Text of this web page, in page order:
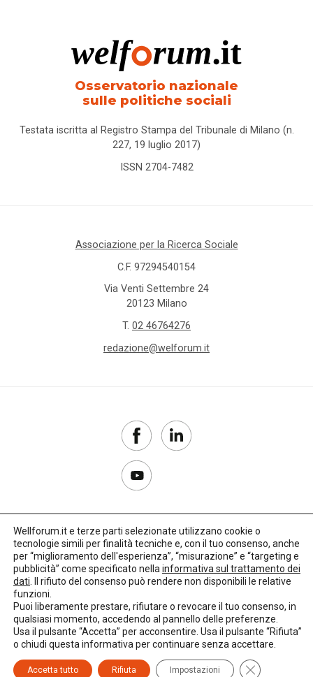
Osservatorio nazionale
sulle politiche sociali
Testata iscritta al Registro Stampa del Tribunale di Milano (n.
227, 19 luglio 2017)
ISSN 2704-7482
Associazione per la Ricerca Sociale
C.F. 97294540154
Via Venti Settembre 24
20123 Milano
T. 02 46764276
redazione@welforum.it
Copyright 2017–2026
Privacy Policy
Credits: LO Studio
Wellforum.it e terze parti selezionate utilizzano cookie o
tecnologie simili per finalità tecniche e, con il tuo consenso, anche
per “miglioramento dell'esperienza”, “misurazione” e “targeting e
pubblicità” come specificato nella informativa sul trattamento dei
dati . Il rifiuto del consenso può rendere non disponibili le relative
funzioni.
Puoi liberamente prestare, rifiutare o revocare il tuo consenso, in
qualsiasi momento, accedendo al pannello delle preferenze.
Usa il pulsante “Accetta” per acconsentire. Usa il pulsante “Rifiuta”
o chiudi questa informativa per continuare senza accettare.
Accetta tutto Rifiuta Impostazioni Close GDPR